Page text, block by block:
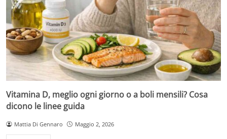
Vitamina D, meglio ogni giorno o a boli mensili? Cosa
dicono le linee guida
Mattia Di Gennaro Maggio 2, 2026